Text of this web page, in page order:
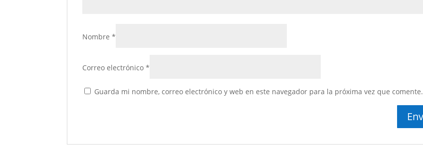
Nombre*
Correo electrónico*
Guarda mi nombre, correo electrónico y web en este navegador para la próxima vez que comente.